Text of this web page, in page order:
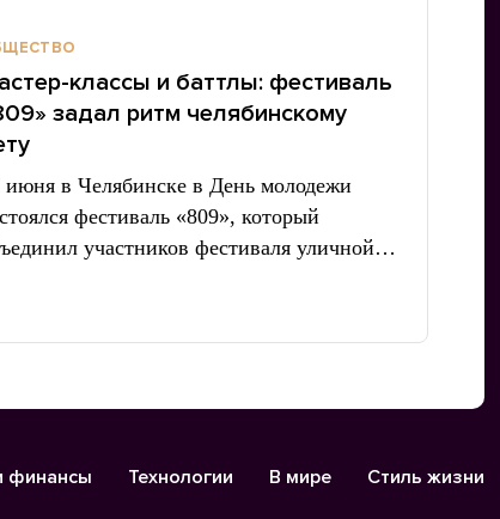
классы и баттлы: фестиваль
задал ритм челябинскому
июня в Челябинске в День молодежи
фестиваль «809», который
участников фестиваля уличной…
финансы Технологии В мире Стиль жизни